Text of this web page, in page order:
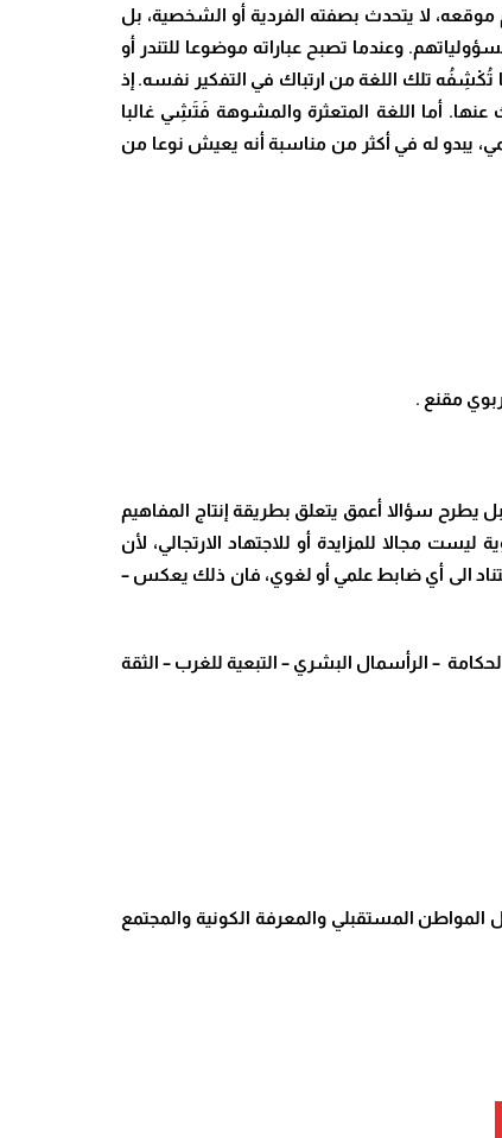
لا يتحدث بصفته الفردية أو الشخصية، بل
وعندما تصبح عباراته موضوعا للتندر أو
تُكْشِفُه تلك اللغة من ارتباك في التفكير نفسه. إذ
أما اللغة المتعثرة والمشوهة فَتَشِي غالبا
يبدو له في أكثر من مناسبة أنه يعيش نوعا من
مقنع .
يطرح سؤالا أعمق يتعلق بطريقة إنتاج المفاهيم
مجالا للمزايدة أو للاجتهاد الارتجالي، لأن
الى أي ضابط علمي أو لغوي، فان ذلك يعكس –
– الرأسمال البشري – التبعية للغرب – الثقة
المستقبلي والمعرفة الكونية والمجتمع